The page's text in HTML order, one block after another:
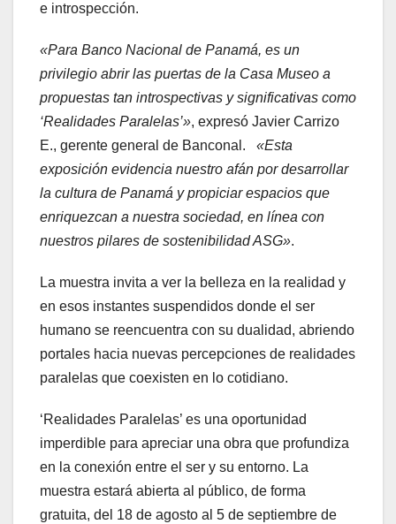
e introspección.
«Para Banco Nacional de Panamá, es un
privilegio abrir las puertas de la Casa Museo a
propuestas tan introspectivas y significativas como
‘Realidades Paralelas’», expresó Javier Carrizo
E., gerente general de Banconal. «Esta
exposición evidencia nuestro afán por desarrollar
la cultura de Panamá y propiciar espacios que
enriquezcan a nuestra sociedad, en línea con
nuestros pilares de sostenibilidad ASG».
La muestra invita a ver la belleza en la realidad y
en esos instantes suspendidos donde el ser
humano se reencuentra con su dualidad, abriendo
portales hacia nuevas percepciones de realidades
paralelas que coexisten en lo cotidiano.
‘Realidades Paralelas’ es una oportunidad
imperdible para apreciar una obra que profundiza
en la conexión entre el ser y su entorno. La
muestra estará abierta al público, de forma
gratuita, del 18 de agosto al 5 de septiembre de